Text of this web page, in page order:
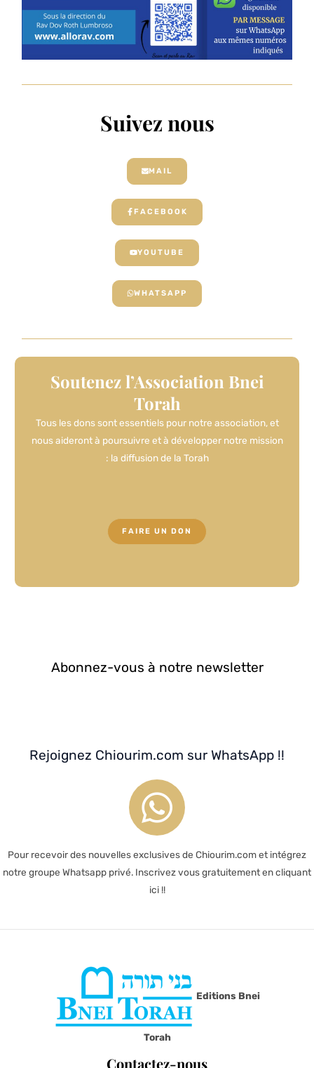
Suivez nous
MAIL
FACEBOOK
YOUTUBE
WHATSAPP
Soutenez l’Association Bnei
Torah
Tous les dons sont essentiels pour notre association, et
nous aideront à poursuivre et à développer notre mission
: la diffusion de la Torah
FAIRE UN DON
Abonnez-vous à notre newsletter
Rejoignez Chiourim.com sur WhatsApp !!
Pour recevoir des nouvelles exclusives de Chiourim.com et intégrez
notre groupe Whatsapp privé. Inscrivez vous gratuitement en cliquant
ici !!
Editions Bnei
Torah
Contactez-nous